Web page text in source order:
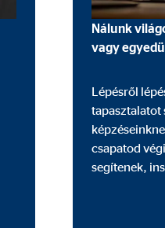
Nálunk
vagy
Lépésről
tapasztalatot
csapatod
segítenek,